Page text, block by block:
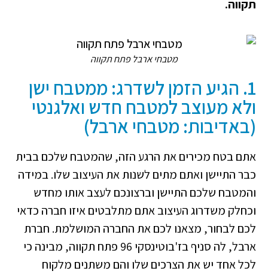
תקווה.
מטבחי ארבל פתח תקווה
1. הגיע הזמן לשדרג: ממטבח ישן
ולא מעוצב למטבח חדש ואלגנטי
(באדיבות: מטבחי ארבל)
אתם בטח מכירים את הרגע הזה, שהמטבח שלכם בבית
כבר התיישן ואתם מתים לשנות את העיצוב שלו. במידה
והמטבח שלכם התיישן וברצונכם לעצב אותו מחדש
וכחלק משדרוג העיצוב אתם מתלבטים איזו חברה כדאי
לכם לבחור, מצאנו לכם את החברה המושלמת. חברת
ארבל, לה סניף בז'בוטינסקי 96 פתח תקווה, מבינה כי
לכל אחד יש את הצרכים שלו והם משתנים מלקוח